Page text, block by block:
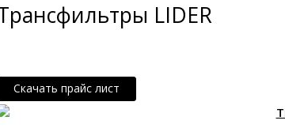
LIDER
Скачать прайс лист